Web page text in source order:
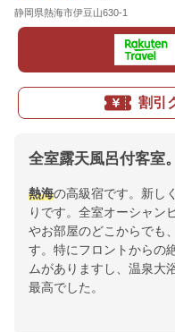
静岡県熱海市伊豆山630-1
割引
全室露天風呂付客室
熱海の高級宿です。新し
りです。全室オーシャン
やお部屋のどこからでも
す。特にフロントからの
ムがありますし、温泉大
最高でした。